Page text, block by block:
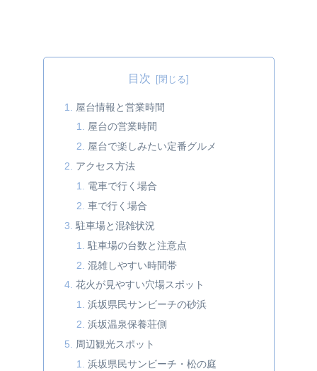
目次
屋台情報と営業時間
屋台の営業時間
屋台で楽しみたい定番グルメ
アクセス方法
電車で行く場合
車で行く場合
駐車場と混雑状況
駐車場の台数と注意点
混雑しやすい時間帯
花火が見やすい穴場スポット
浜坂県民サンビーチの砂浜
浜坂温泉保養荘側
周辺観光スポット
浜坂県民サンビーチ・松の庭